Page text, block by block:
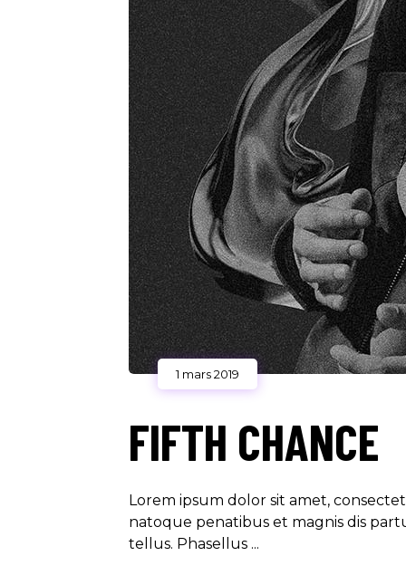
1 mars 2019
FIFTH CHANCE
Lorem ipsum dolor sit amet,
natoque penatibus et magnis dis
tellus. Phasellus